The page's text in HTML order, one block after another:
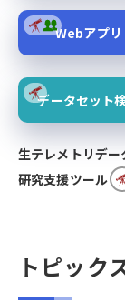
Webアプリ
データセット
生テレメトリデー
研究支援ツール
トピック